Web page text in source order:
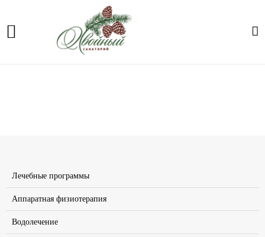
Лечебные программы
Аппаратная физиотерапия
Водолечение